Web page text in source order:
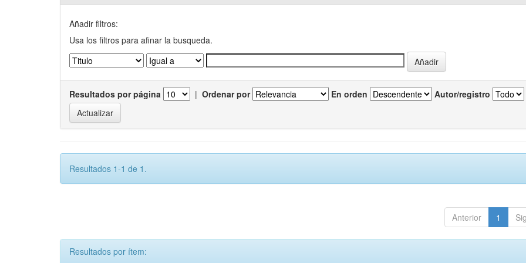
Añadir filtros:
Usa los filtros para afinar la busqueda.
Resultados por página | Ordenar por En orden Autor/registro
Resultados 1-1 de 1.
Anterior 1
Resultados por ítem: